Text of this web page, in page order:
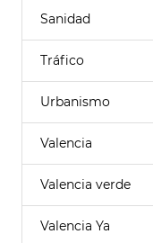
Sanidad
Tráfico
Urbanismo
Valencia
Valencia verde
Valencia Ya